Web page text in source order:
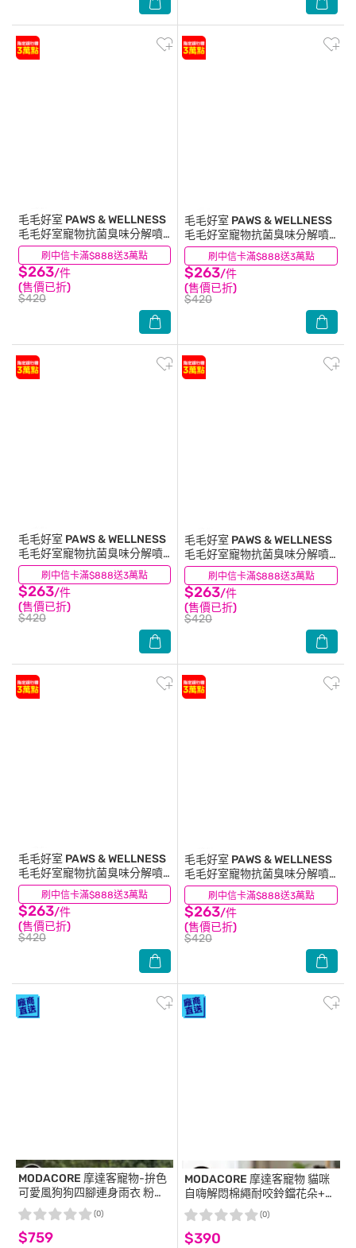
刷中信卡滿$888送3萬點
毛毛好室 PAWS & WELLNESS
毛毛好室寵物抗菌臭味分解噴
霧-貓貓專用 濃香款 300ML
$263/件
(售價已折)
$420
(0) 刷中信卡滿$888送3萬點
毛毛好室 PAWS & WELLNESS
毛毛好室寵物抗菌臭味分解噴
霧-貓貓專用 淡香款 300ML
$263/件
(售價已折)
$420
(0)
刷中信卡滿$888送3萬點
毛毛好室 PAWS & WELLNESS
毛毛好室寵物抗菌臭味分解噴
霧-貓貓專用 無香款 300ML
$263/件
(售價已折)
$420
(0) 刷中信卡滿$888送3萬點
毛毛好室 PAWS & WELLNESS
毛毛好室寵物抗菌臭味分解噴
霧-狗狗專用 濃香款 300ML
$263/件
(售價已折)
$420
(0)
刷中信卡滿$888送3萬點
毛毛好室 PAWS & WELLNESS
毛毛好室寵物抗菌臭味分解噴
霧-狗狗專用 淡香款 300ML
$263/件
(售價已折)
$420
(0) 刷中信卡滿$888送3萬點
毛毛好室 PAWS & WELLNESS
毛毛好室寵物抗菌臭味分解噴
霧-狗狗專用 無香款 300ML
$263/件
(售價已折)
$420
(0)
MODACORE 摩達客寵物-拚色
可愛風狗狗四腳連身雨衣 粉橘
色2XL 比熊泰迪小型犬適用 反
光條 防水 雨天外出衣
$759
(0)
MODACORE 摩達客寵物 貓咪
自嗨解悶棉繩耐咬鈴鐺花朵+紅
蘿蔔造型咬咬兩入組 舒壓寵物
玩具
$390
(0)